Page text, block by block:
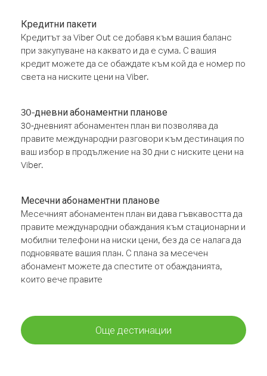
Кредитни пакети
Кредитът за Viber Out се добавя към вашия баланс
при закупуване на каквато и да е сума. С вашия
кредит можете да се обаждате към кой да е номер по
света на ниските цени на Viber.
30-дневни абонаментни планове
30-дневният абонаментен план ви позволява да
правите международни разговори към дестинация по
ваш избор в продължение на 30 дни с ниските цени на
Viber.
Месечни абонаментни планове
Месечният абонаментен план ви дава гъвкавостта да
правите международни обаждания към стационарни и
мобилни телефони на ниски цени, без да се налага да
подновявате вашия план. С плана за месечен
абонамент можете да спестите от обажданията,
които вече правите
Още дестинации